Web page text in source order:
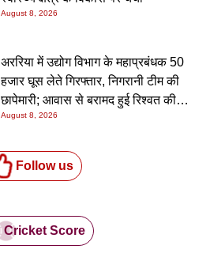
August 8, 2026
अररिया में उद्योग विभाग के महाप्रबंधक 50
हजार घूस लेते गिरफ्तार, निगरानी टीम की
छापेमारी; आवास से बरामद हुई रिश्वत की
रकम
August 8, 2026
Follow us
Cricket Score